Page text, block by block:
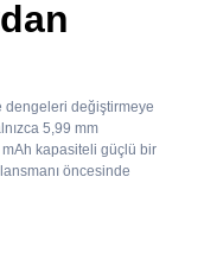
dengeleri değiştirmeye
5,99 mm
mAh kapasiteli güçlü bir
lansmanı öncesinde